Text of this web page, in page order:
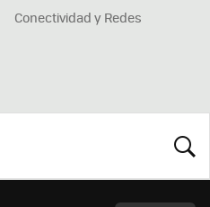
Conectividad y Redes